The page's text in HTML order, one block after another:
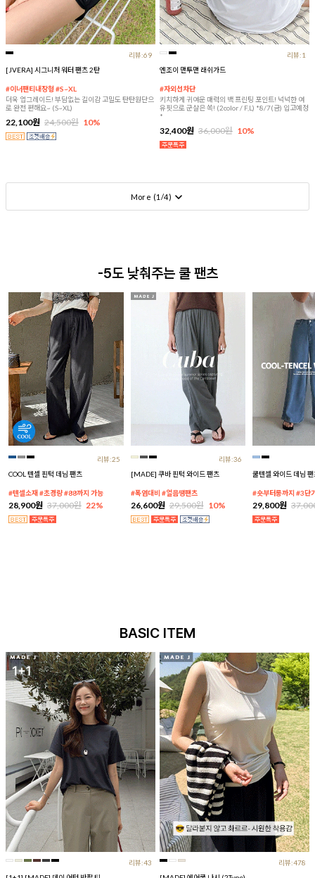
리뷰:69
[JVERA] 시그니처 워터 팬츠 2탄
#이너팬티내장형 #S~XL
더욱 업그레이드! 부담없는 길이감 고밀도 탄탄원단으
로 완전 편해요~ (S~XL)
22,100원 24,500원 10%
리뷰:1
엔조이 맨투맨 래쉬가드
#자외선차단
키치하게 귀여운 매력의 백 프린팅 포인트! 넉넉한 여
유핏으로 군살은 쏙! (2color / F,L) *8/7(금) 입고예정
*
32,400원 36,000원 10%
More (1 /4)
-5도 낮춰주는 쿨 팬츠
리뷰:25
COOL 텐셀 핀턱 데님 팬츠
#텐셀소재 #초경량 #88까지 가능
28,900원 37,000원 22%
리뷰:36
[MADE] 쿠바 핀턱 와이드 팬츠
#폭염대비 #얼음땡팬츠
26,600원 29,500원 10%
쿨텐셀 와이드 데님 팬
#숏부터롱까지 #3단
29,800원
BASIC ITEM
리뷰:43
리뷰:478